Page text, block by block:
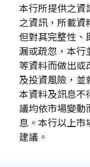
本行所提供之資
之資訊，所載資
但對其完整性、
漏或疏忽，本行
等資料而做出
及投資風險，並
本資料及訊息不
議均依市場變
息。本行以上市
建議。